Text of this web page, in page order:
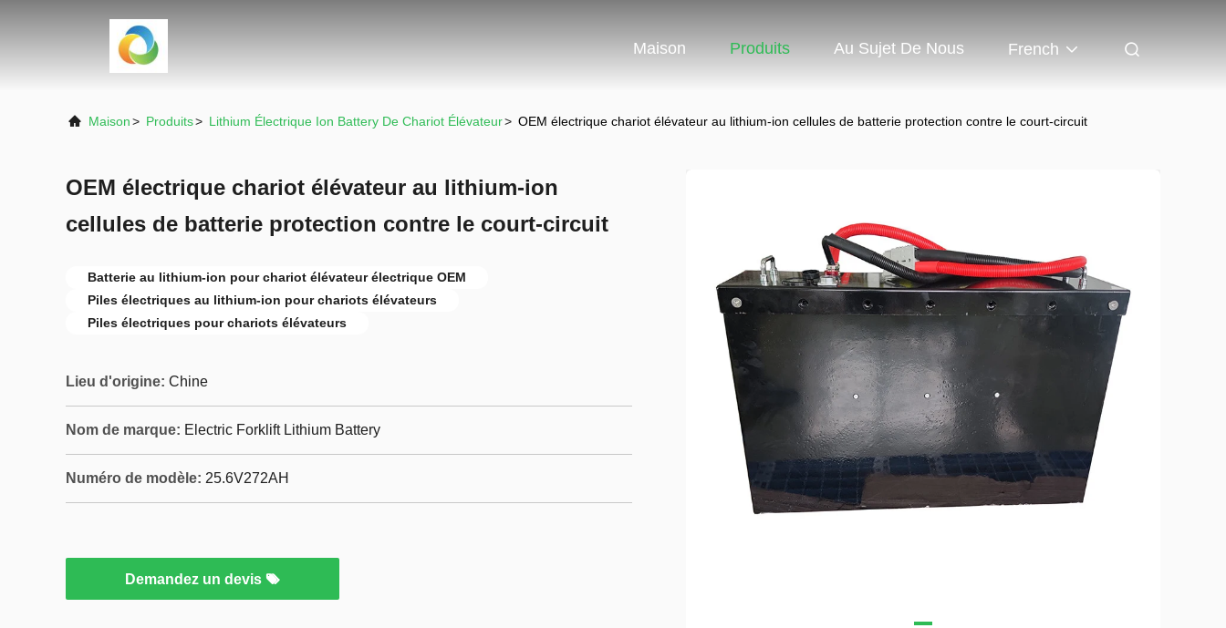
Maison Produits Au Sujet De Nous French
Maison> Produits> Lithium Électrique Ion Battery De Chariot Élévateur> OEM électrique chariot élévateur au lithium-ion cellules de batterie protection contre le court-circuit
OEM électrique chariot élévateur au lithium-ion
cellules de batterie protection contre le court-circuit
Batterie au lithium-ion pour chariot élévateur électrique OEM
Piles électriques au lithium-ion pour chariots élévateurs
Piles électriques pour chariots élévateurs
Lieu d'origine: Chine
Nom de marque: Electric Forklift Lithium Battery
Numéro de modèle: 25.6V272AH
Demandez un devis